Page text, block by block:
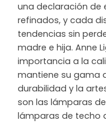
una declaración de
refinados, y cada
tendencias sin
madre e hija. Anne
importancia a la
mantiene su gama
durabilidad y la
son las lámparas
lámparas de techo